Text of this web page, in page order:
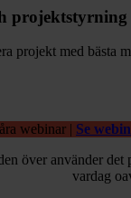
projektstyrning
projekt med
webinar | Se
över använder
vardag